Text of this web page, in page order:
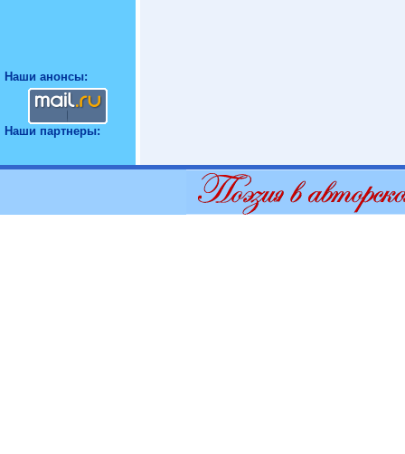
Наши анонсы:
Наши партнеры: